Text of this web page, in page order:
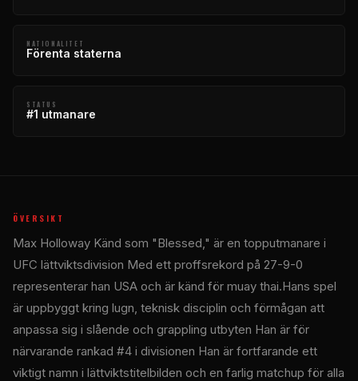
NATIONALITET
Förenta staterna
STATUS
#1 utmanare
ÖVERSIKT
Max Holloway Känd som "Blessed ," är en topputmanare i
UFC lättviktsdivision Med ett proffsrekord på 27-9-0
representerar han USA och är känd för muay thai.Hans spel
är uppbyggt kring lugn, teknisk disciplin och förmågan att
anpassa sig i slående och grappling utbyten Han är för
närvarande rankad #4 i divisionen Han är fortfarande ett
viktigt namn i lättviktstitelbilden och en farlig matchup för alla